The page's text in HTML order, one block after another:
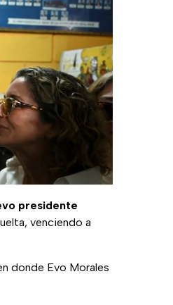
presidente
venciendo a
donde Evo Morales